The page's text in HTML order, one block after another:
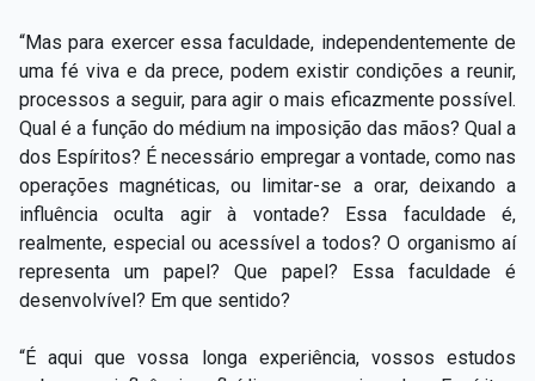
“Mas para exercer essa faculdade, independentemente de
uma fé viva e da prece, podem existir condições a reunir,
processos a seguir, para agir o mais eficazmente possível.
Qual é a função do médium na imposição das mãos? Qual a
dos Espíritos? É necessário empregar a vontade, como nas
operações magnéticas, ou limitar-se a orar, deixando a
influência oculta agir à vontade? Essa faculdade é,
realmente, especial ou acessível a todos? O organismo aí
representa um papel? Que papel? Essa faculdade é
desenvolvível? Em que sentido?
“É aqui que vossa longa experiência, vossos estudos